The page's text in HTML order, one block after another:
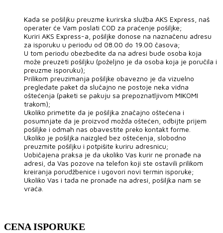
Kada se pošiljku preuzme kurirska služba AKS Express, naš
operater će Vam poslati COD za praćenje pošiljke;
Kuriri AKS Express-a, pošiljke donose na naznačenu adresu
za isporuku u periodu od 08.00 do 19.00 časova;
U tom periodu obezbedite da na adresi bude osoba koja
može preuzeti pošiljku (poželjno je da osoba koja je poručila i
preuzme isporuku);
Prilikom preuzimanja pošiljke obavezno je da vizuelno
pregledate paket da slučajno ne postoje neka vidna
oštećenja (paketi se pakuju sa prepoznatljivom MIKOMI
trakom);
Ukoliko primetite da je pošiljka značajno oštećena i
posumnjate da je proizvod možda oštećen, odbijte prijem
pošiljke i odmah nas obavestite preko kontakt forme.
Ukoliko je pošiljka naizgled bez oštećenja, slobodno
preuzmite pošiljku i potpišite kuriru adresnicu;
Uobičajena praksa je da ukoliko Vas kurir ne pronađe na
adresi, da Vas pozove na telefon koji ste ostavili prilikom
kreiranja porudžbenice i ugovori novi termin isporuke;
Ukoliko Vas i tada ne pronađe na adresi, pošiljka nam se
vraća.
CENA ISPORUKE